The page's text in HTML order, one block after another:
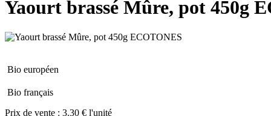
Yaourt brassé Mûre, pot 450g
Bio européen
Bio français
Prix de vente : 3.30 € l'unité